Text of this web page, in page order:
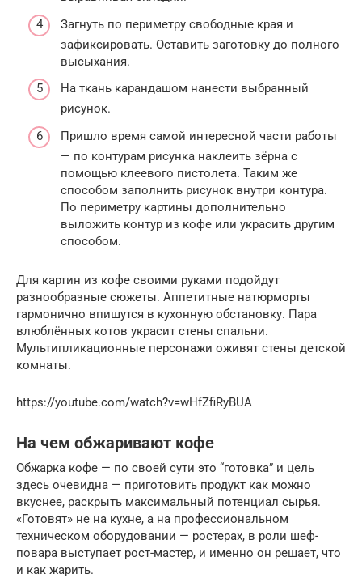
Загнуть по периметру свободные края и
зафиксировать. Оставить заготовку до полного
высыхания.
На ткань карандашом нанести выбранный
рисунок.
Пришло время самой интересной части работы
— по контурам рисунка наклеить зёрна с
помощью клеевого пистолета. Таким же
способом заполнить рисунок внутри контура.
По периметру картины дополнительно
выложить контур из кофе или украсить другим
способом.
Для картин из кофе своими руками подойдут
разнообразные сюжеты. Аппетитные натюрморты
гармонично впишутся в кухонную обстановку. Пара
влюблённых котов украсит стены спальни.
Мультипликационные персонажи оживят стены детской
комнаты.
https://youtube.com/watch?v=wHfZfiRyBUA
На чем обжаривают кофе
Обжарка кофе — по своей сути это “готовка” и цель
здесь очевидна — приготовить продукт как можно
вкуснее, раскрыть максимальный потенциал сырья.
«Готовят» не на кухне, а на профессиональном
техническом оборудовании — ростерах, в роли шеф-
повара выступает рост-мастер, и именно он решает, что
и как жарить.